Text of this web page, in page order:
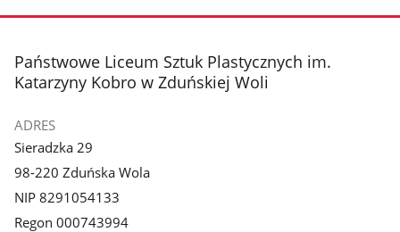
stopka
Państwowe Liceum Sztuk Plastycznych im.
Katarzyny Kobro w Zduńskiej Woli
ADRES
Sieradzka 29
98-220 Zduńska Wola
NIP 8291054133
Regon 000743994